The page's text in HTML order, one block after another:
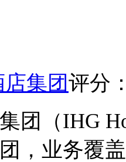
集团评分
团（IHG
，业务覆